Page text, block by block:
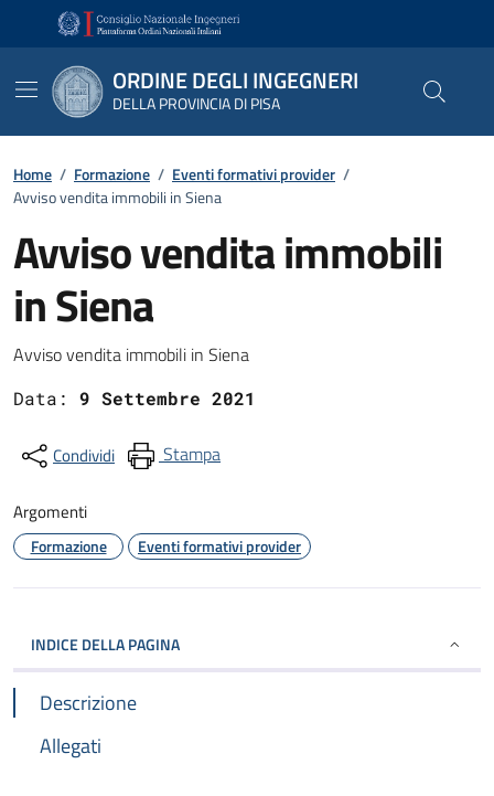
Vai ai contenuti
Vai al footer
ORDINE DEGLI INGEGNERI
DELLA PROVINCIA DI PISA
Home / Formazione / Eventi formativi provider /
Avviso vendita immobili in Siena
Avviso vendita immobili
in Siena
Dettagli
Avviso vendita immobili in Siena
Data: 9 Settembre 2021
Condividi Stampa
Argomenti
Formazione Eventi formativi provider
INDICE DELLA PAGINA
Descrizione
Allegati